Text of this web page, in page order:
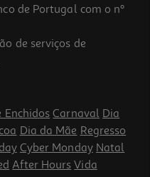
de Portugal com o nº
de serviços de
Enchidos Carnaval Dia
Dia da Mãe Regresso
Cyber Monday Natal
After Hours Vida